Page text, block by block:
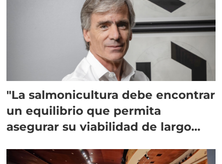
"La salmonicultura debe encontrar
un equilibrio que permita
asegurar su viabilidad de largo